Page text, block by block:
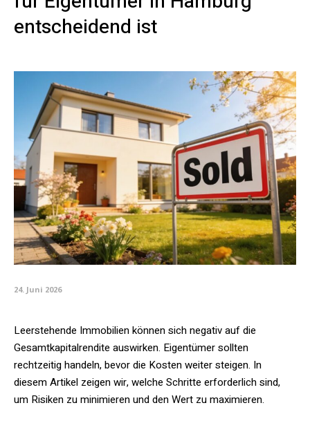
entscheidend ist
24. Juni 2026
Leerstehende Immobilien können sich negativ auf die
Gesamtkapitalrendite auswirken. Eigentümer sollten
rechtzeitig handeln, bevor die Kosten weiter steigen. In
diesem Artikel zeigen wir, welche Schritte erforderlich sind,
um Risiken zu minimieren und den Wert zu maximieren.